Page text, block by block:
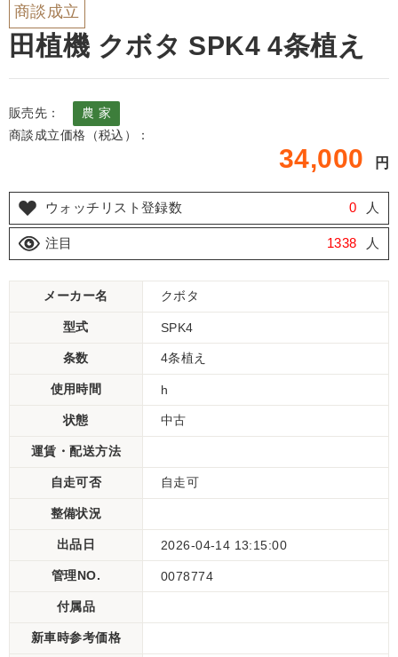
商談成立
田植機 クボタ SPK4 4条植え
販売先：
農 家
商談成立価格（税込）：
34,000 円
ウォッチリスト登録数 0 人
注目 1338 人
メーカー名 クボタ
型式 SPK4
条数 4条植え
使用時間 h
状態 中古
運賃・配送方法
自走可否 自走可
整備状況
出品日 2026-04-14 13:15:00
管理NO. 0078774
付属品
新車時参考価格